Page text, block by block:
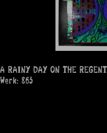
A RAINY DAY ON THE
Werk: 863